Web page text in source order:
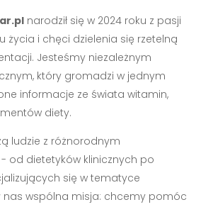
narodził się w 2024 roku z pasji
życia i chęci dzielenia się rzetelną
Jesteśmy niezależnym
który gromadzi w jednym
informacje ze świata witamin,
diety.
ludzie z różnorodnym
od dietetyków klinicznych po
się w tematyce
nas wspólna misja: chcemy pomóc